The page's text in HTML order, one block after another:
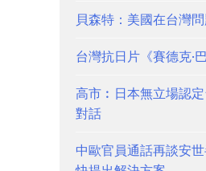
貝森特：美國在台灣
台灣抗日片《賽德克·
高市︰日本無立場認
對話
中歐官員通話再談安